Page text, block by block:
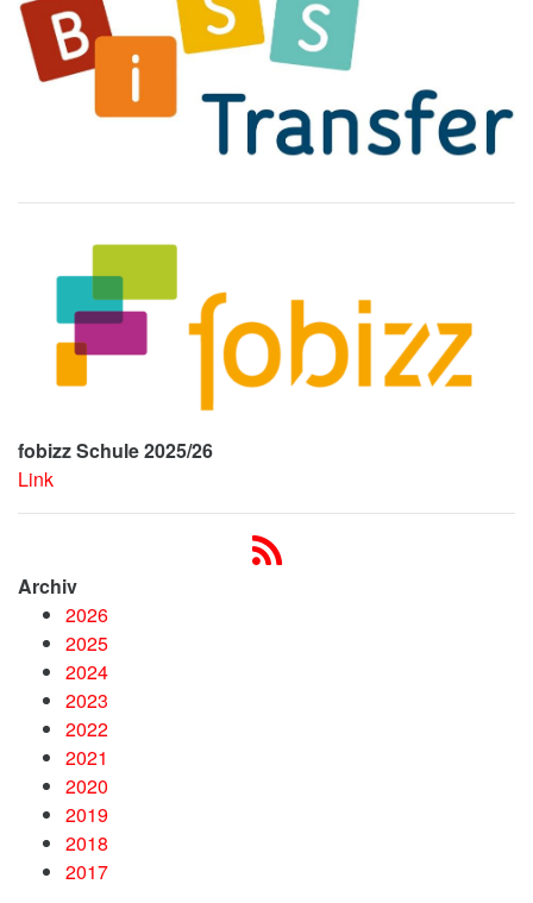
fobizz Schule 2025/26
Link
Archiv
2026
2025
2024
2023
2022
2021
2020
2019
2018
2017